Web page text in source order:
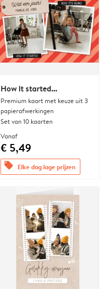
How it started...
Premium kaart met keuze uit 3
papierafwerkingen
Set van 10 kaarten
Vanaf
€ 5,49
offers Elke dag lage prijzen